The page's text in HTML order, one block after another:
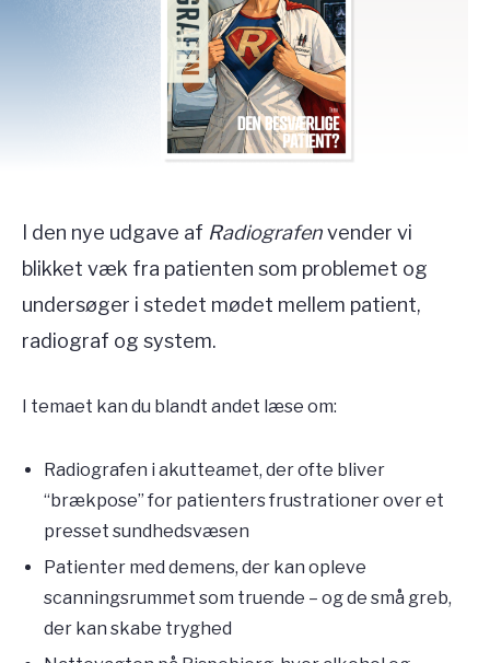
I den nye udgave af Radiografenvender vi
blikket væk fra patienten som problemet og
undersøger i stedet mødet mellem patient,
radiograf og system.
I temaet kan du blandt andet læse om:
Radiografen i akutteamet, der ofte bliver
“brækpose” for patienters frustrationer over et
presset sundhedsvæsen
Patienter med demens, der kan opleve
scanningsrummet som truende – og de små greb,
der kan skabe tryghed